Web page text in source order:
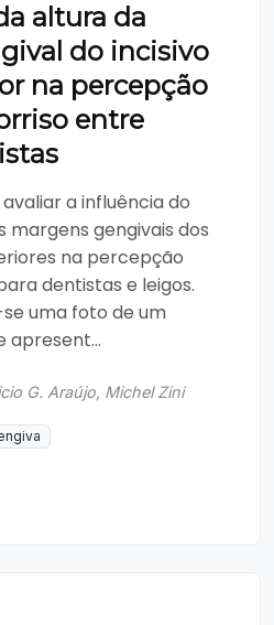
altura da
do incisivo
na percepção
entre
a influência do
margens gengivais dos
na percepção
dentistas e leigos.
uma foto de um
apresent...
G. Araújo, Michel Zini